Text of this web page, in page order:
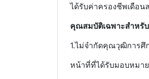
ได้รับค่าครองชีพเดือน
คุณสมบัติเฉพาะสําหรับ
1.ไม่จํากัดคุณวุฒิการศึ
หน้าที่ที่ได้รับมอบหมาย